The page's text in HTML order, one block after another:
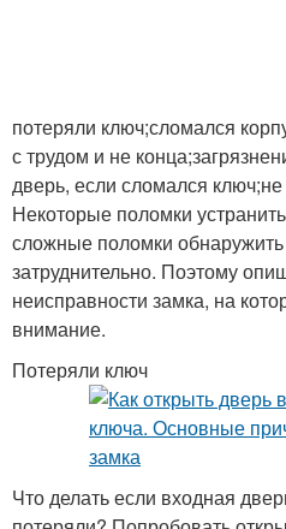
потеряли ключ;сломался
с трудом и не
дверь, если сломался
Некоторые поломки
сложные поломки
затруднительно. Поэтому
неисправности замка, на
внимание.
Потеряли ключ
Что делать если входная